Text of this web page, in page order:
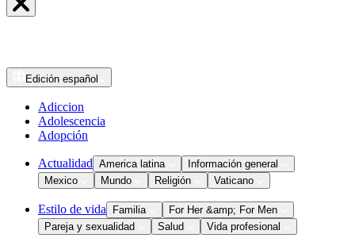
Edición español
Adiccion
Adolescencia
Adopción
Actualidad America latina
Información general
Mexico
Mundo Religión Vaticano
Estilo de vida Familia
For Her &amp; For Men
Pareja y sexualidad
Salud Vida profesional